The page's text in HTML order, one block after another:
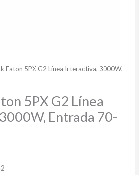
Eaton 5PX G2 Línea Interactiva, 3000W,
5PX G2 Línea
Entrada 70-